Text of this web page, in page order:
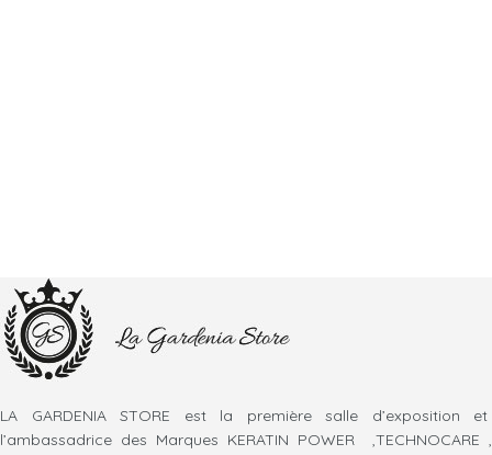
LA GARDENIA STORE est la première salle d’exposition et
l’ambassadrice des Marques KERATIN POWER ,TECHNOCARE ,